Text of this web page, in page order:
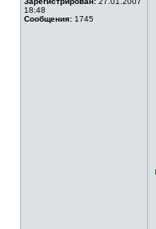
18:48
Сообщения: 1745